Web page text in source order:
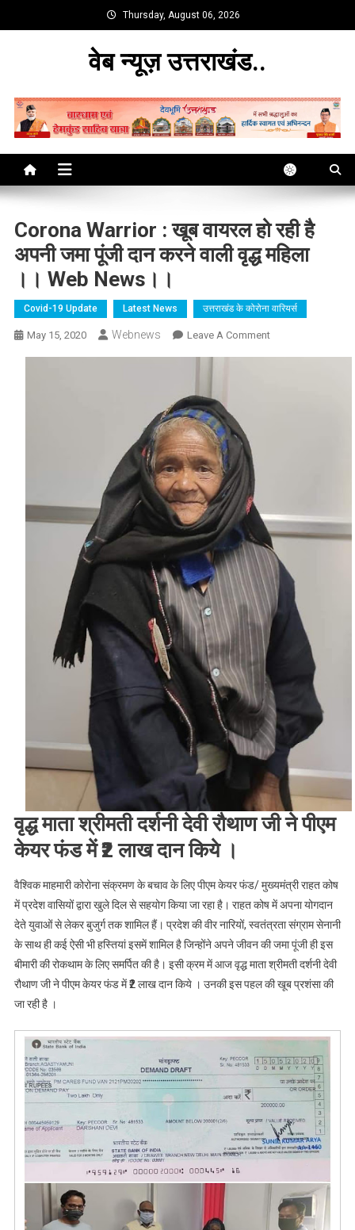
to
Thursday, August 06, 2026
वेब न्यूज़ उत्तराखंड..
Corona Warrior : खूब वायरल हो रही है
अपनी जमा पूंजी दान करने वाली वृद्ध महिला
।। Web News।।
Covid-19 Update Latest News उत्तराखंड के कोरोना वारियर्स
May 15, 2020 Webnews Leave A CommentOn
जमा
पूंजी
दान
करने
वाली
वृद्ध
महिला
।।
News।।
वृद्ध माता श्रीमती दर्शनी देवी रौथाण जी ने पीएम
केयर फंड में ₹2 लाख दान किये ।
वैश्विक माहमारी कोरोना संक्रमण के बचाव के लिए पीएम केयर फंड/ मुख्यमंत्री राहत कोष
में प्रदेश वासियों द्वारा खुले दिल से सहयोग किया जा रहा है। राहत कोष में अपना योगदान
देते युवाओं से लेकर बुजुर्ग तक शामिल हैं। प्रदेश की वीर नारियों, स्वतंत्रता संग्राम सेनानी
के साथ ही कई ऐसी भी हस्तियां इसमें शामिल है जिन्होंने अपने जीवन की जमा पूंजी ही इस
बीमारी की रोकथाम के लिए समर्पित की है। इसी क्रम में आज वृद्ध माता श्रीमती दर्शनी देवी
रौथाण जी ने पीएम केयर फंड में ₹2 लाख दान किये । उनकी इस पहल की खूब प्रशंसा की
जा रही है ।